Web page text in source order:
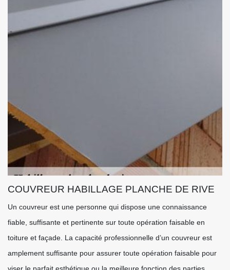
COUVREUR HABILLAGE PLANCHE DE RIVE
Un couvreur est une personne qui dispose une connaissance
fiable, suffisante et pertinente sur toute opération faisable en
toiture et façade. La capacité professionnelle d’un couvreur est
amplement suffisante pour assurer toute opération faisable pour